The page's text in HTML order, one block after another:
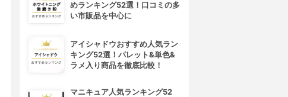
めランキング52選！口コミの多
い市販品を中心に
アイシャドウおすすめ人気ラン
キング52選！パレット&単色&
ラメ入り商品を徹底比較！
マニキュア人気ランキング52